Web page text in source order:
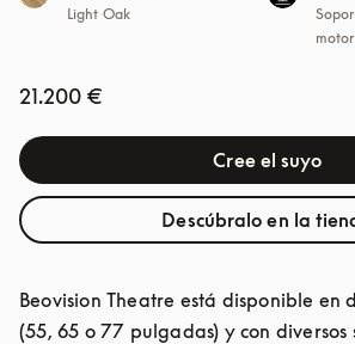
Light Oak
21.200 €
Cree el suyo
Descúbralo en la
Beovision Theatre está disponible en
(55, 65 o 77 pulgadas) y con diversos